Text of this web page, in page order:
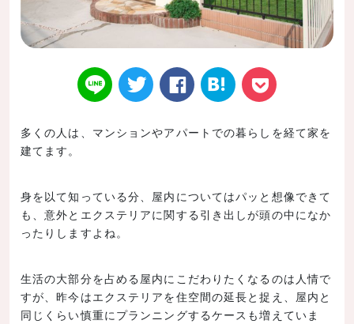
多くの人は、マンションやアパートでの暮らしを経て家を
建てます。
身を以て知っている分、屋内についてはパッと想像できて
も、意外とエクステリアに関する引き出しが頭の中になか
ったりしますよね。
生活の大部分を占める屋内にこだわりたくなるのは人情で
すが、昨今はエクステリアを住空間の延長と捉え、屋内と
同じくらい慎重にプランニングするケースも増えていま